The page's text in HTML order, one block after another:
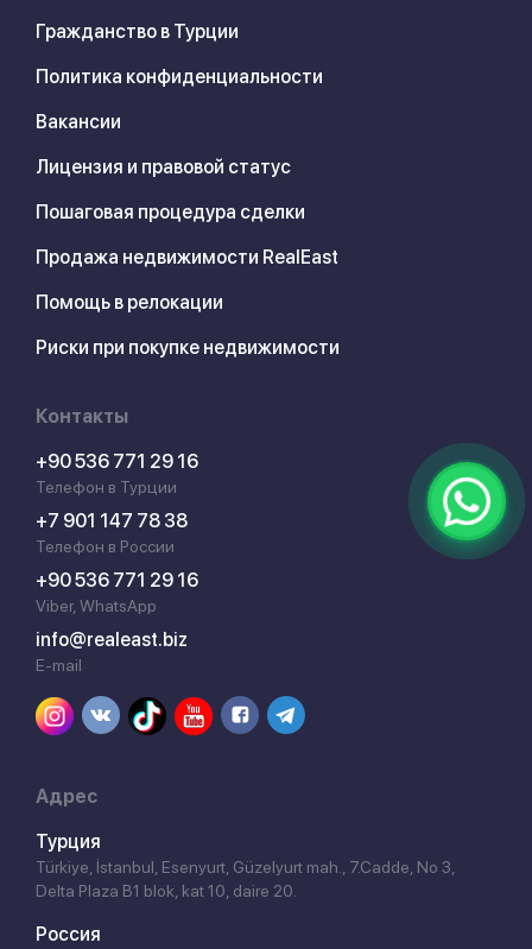
Гражданство в Турции
Политика конфиденциальности
Вакансии
Лицензия и правовой статус
Пошаговая процедура сделки
Продажа недвижимости RealEast
Помощь в релокации
Риски при покупке недвижимости
Контакты
+90 536 771 29 16
Телефон в Турции
+7 901 147 78 38
Телефон в России
+90 536 771 29 16
Viber, WhatsApp
info@realeast.biz
E-mail
Адрес
Турция
Türkiye, İstanbul, Esenyurt, Güzelyurt mah., 7.Cadde, No 3,
Delta Plaza B1 blok, kat 10, daire 20.
Россия